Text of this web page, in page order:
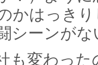
かはっき
シーンがな
も変わっ